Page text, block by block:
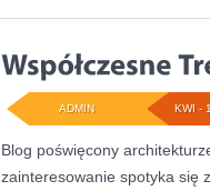
KWI -
ADMIN
Blog poświęcony
zainteresowanie spotyka się